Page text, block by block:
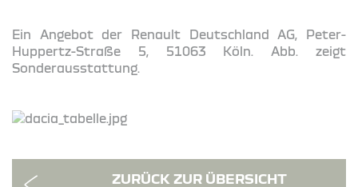
Ein Angebot der Renault Deutschland AG, Peter-
Huppertz-Straße 5, 51063 Köln. Abb. zeigt
Sonderausstattung.
ZURÜCK ZUR ÜBERSICHT